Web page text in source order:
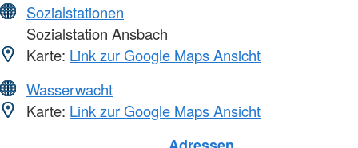
Sozialstationen
Sozialstation Ansbach
Karte: Link zur Google Maps Ansicht
Wasserwacht
Karte: Link zur Google Maps Ansicht